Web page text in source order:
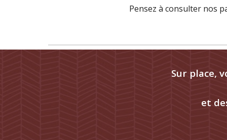
Pensez à consulternos
Sur place, v
et